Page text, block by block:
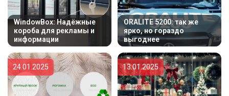
WindowBox: Надёжные
короба для рекламы и
информации
ORALITE 5200: так же
ярко, но гораздо
выгоднее
24.01.2025 13.01.2025